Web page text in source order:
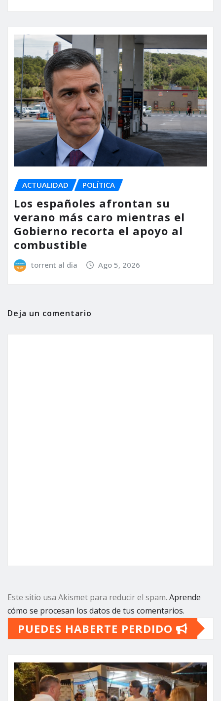
ACTUALIDAD POLÍTICA
Los españoles afrontan su
verano más caro mientras el
Gobierno recorta el apoyo al
combustible
torrent al dia Ago 5, 2026
Deja un comentario
Este sitio usa Akismet para reducir el spam. Aprende
cómo se procesan los datos de tus comentarios.
PUEDES HABERTE PERDIDO